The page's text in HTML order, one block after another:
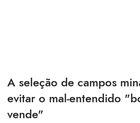
A seleção de campos
evitar o mal-entendido
vende"